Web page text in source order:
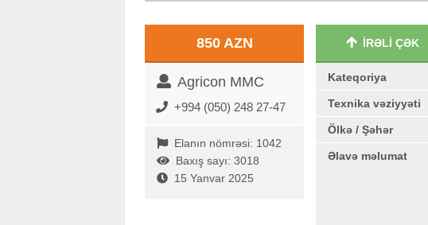
850 AZN
Agricon MMC
+994 (050) 248 27-47
Elanın nömrəsi: 1042
Baxış sayı: 3018
15 Yanvar 2025
İRƏLİ ÇƏK
Kateqoriya
Texnika vəziyyəti
Ölkə / Şəhər
Əlavə məlumat